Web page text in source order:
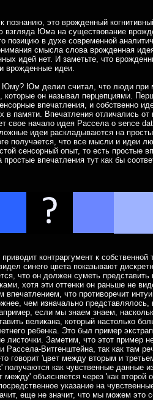
познанию, это врожденный
взгляда Юма на существование
позицию в духе современной
смысла слова врожденная
идей нет. И заметьте, что
врожденные идеи.
Юму? Юм делил считал, что люди при
он называл перцепциями.
впечатления, и собственно
в памяти. Впечатления отличались
свое начало идея Рассела о sence
идеи раскладываются на
получается, что все мысли и идеи
сенсорный опыт, то есть простые
простые впечатления тут как бы
контраргумент к собственной
синего цвета показывают
что он должен суметь
хотя эти оттенки он раньше не
впечатлением, что противоречит
чем изначально представлялось,
если мы знаем знаем,
великана, который настолько
ребенка. Это был пример
листочки. Заметим, что этот пример
Рассела-Витгенштейна, так как там
говорит 'цвет между вторым и
получаются как чувственные данные
между' объясняется через 'как второй
указание на
еще не значит, что мы можем это